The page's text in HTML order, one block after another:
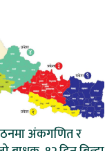
अंकगणित र